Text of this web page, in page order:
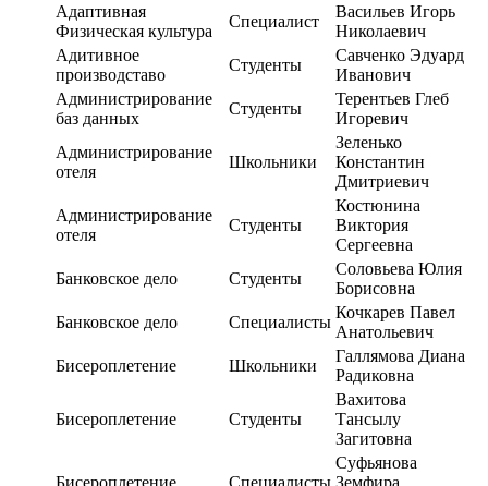
Адаптивная
Физическая культура
Специалист
Васильев Игорь
Николаевич
Адитивное
производставо
Студенты
Савченко Эдуард
Иванович
Администрирование
баз данных
Студенты
Терентьев Глеб
Игоревич
Администрирование
отеля
Школьники
Зеленько
Константин
Дмитриевич
Администрирование
отеля
Студенты
Костюнина
Виктория
Сергеевна
Банковское дело
Студенты
Соловьева Юлия
Борисовна
Банковское дело
Специалисты
Кочкарев Павел
Анатольевич
Бисероплетение
Школьники
Галлямова Диана
Радиковна
Бисероплетение Студенты
Вахитова
Тансылу
Загитовна
Бисероплетение Специалисты
Суфьянова
Земфира